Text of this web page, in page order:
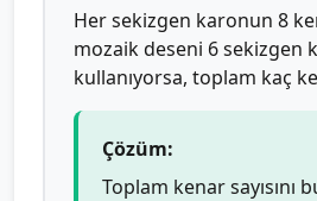
Her sekizgen karonun 8
mozaik deseni 6 sekizgen
kullanıyorsa, toplam kaç
Çözüm:
Toplam kenar sayısını